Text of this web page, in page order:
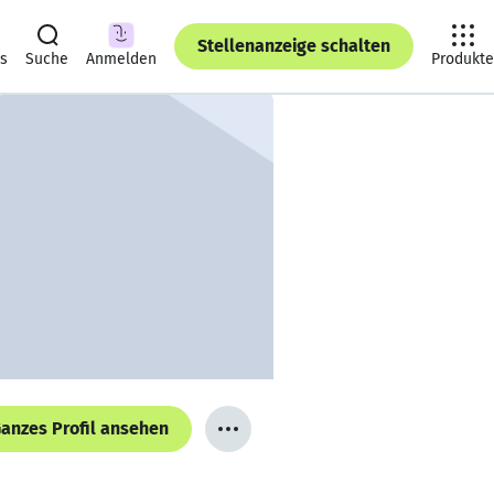
Suche Anmelden
Stellenanzeige schalten
Produkte
Profil ansehen